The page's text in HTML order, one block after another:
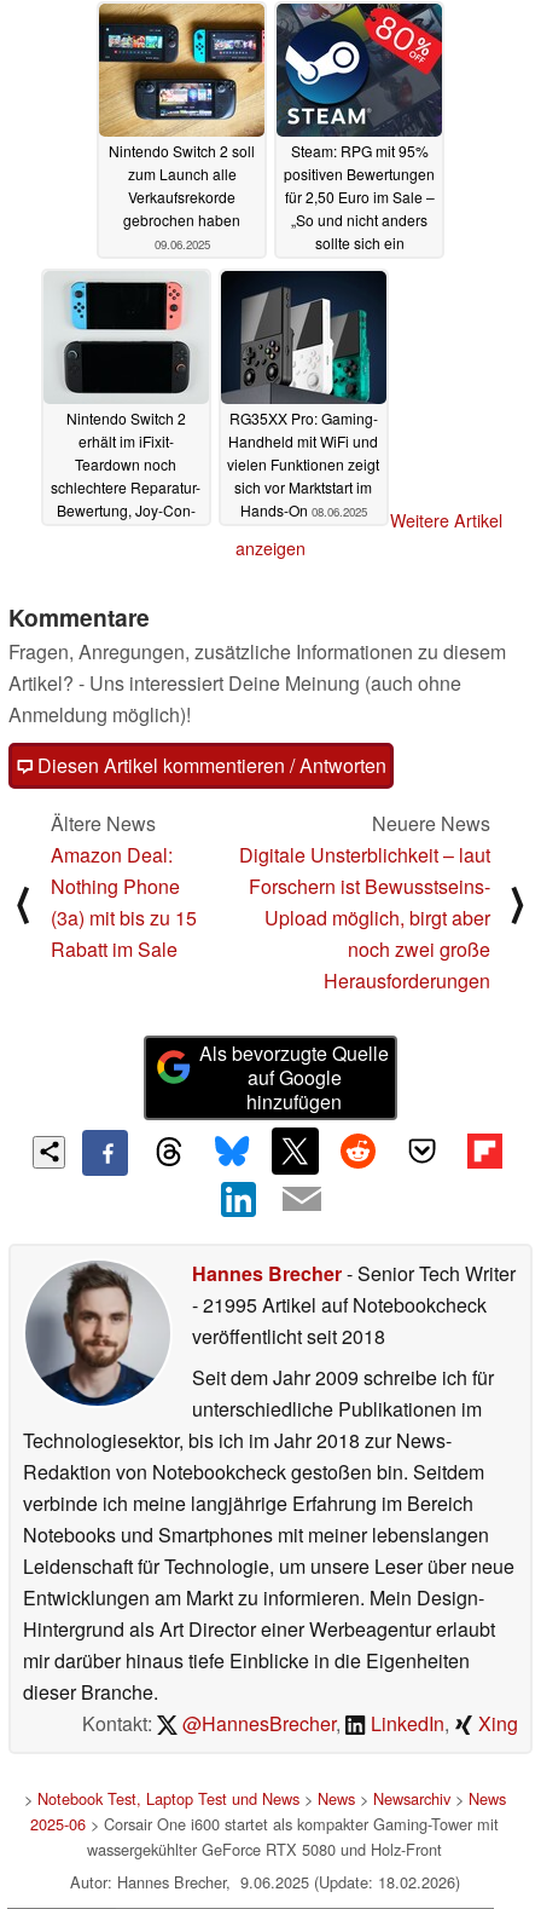
Nintendo Switch 2 soll
zum Launch alle
Verkaufsrekorde
gebrochen haben
09.06.2025
Steam: RPG mit 95%
positiven Bewertungen
für 2,50 Euro im Sale –
„So und nicht anders
sollte sich ein
anfühlen“09.06.2025
Nintendo Switch 2
erhält im iFixit-
Teardown noch
schlechtere Reparatur-
Bewertung, Joy-Con-
RG35XX Pro: Gaming-
Handheld mit WiFi und
vielen Funktionen zeigt
sich vor Marktstart im
Hands-On 08.06.2025
Weitere Artikel
anzeigen
Kommentare
Fragen, Anregungen, zusätzliche Informationen zu diesem
Artikel? - Uns interessiert Deine Meinung (auch ohne
Anmeldung möglich)!
Diesen Artikel kommentieren / Antworten
⟨
Ältere News
Amazon Deal:
Nothing Phone
(3a) mit bis zu 15
Rabatt im Sale
Neuere News
Digitale Unsterblichkeit – laut
Forschern ist Bewusstseins-
Upload möglich, birgt aber
noch zwei große
Herausforderungen
⟩
Als bevorzugte Quelle
auf Google
hinzufügen
Hannes Brecher- Senior Tech Writer
- 21995 Artikel auf Notebookcheck
veröffentlichtseit 2018
Seit dem Jahr 2009 schreibe ich für
unterschiedliche Publikationen im
Technologiesektor, bis ich im Jahr 2018 zur News-
Redaktion von Notebookcheck gestoßen bin. Seitdem
verbinde ich meine langjährige Erfahrung im Bereich
Notebooks und Smartphones mit meiner lebenslangen
Leidenschaft für Technologie, um unsere Leser über neue
Entwicklungen am Markt zu informieren. Mein Design-
Hintergrund als Art Director einer Werbeagentur erlaubt
mir darüber hinaus tiefe Einblicke in die Eigenheiten
dieser Branche.
Kontakt:
@HannesBrecher, LinkedIn, Xing
> Notebook Test, Laptop Test und News> News> Newsarchiv> News
2025-06 > Corsair One i600 startet als kompakter Gaming-Tower mit
wassergekühlter GeForce RTX 5080 und Holz-Front
Autor: Hannes Brecher, 9.06.2025 (Update: 18.02.2026)